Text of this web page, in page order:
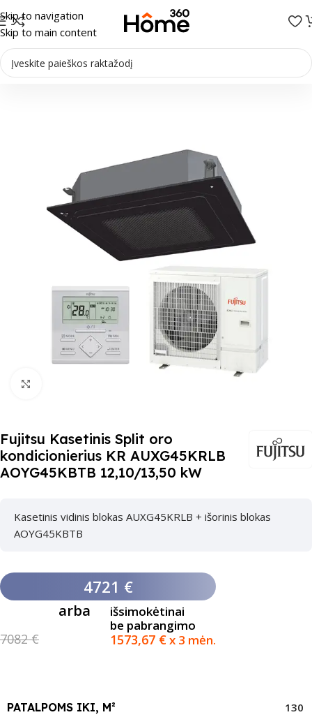
Skip to navigation
Skip to main content
Pradžia/Oro kondicionieriai/Kasetiniai kondicionieriai
Fujitsu Kasetinis Split oro
kondicionierius KR AUXG45KRLB
AOYG45KBTB 12,10/13,50 kW
Kasetinis vidinis blokas AUXG45KRLB + išorinis blokas
AOYG45KBTB
4721 €
7082 €
arba
išsimokėtinai
be pabrangimo
1573,67 €x 3 mėn.
PATALPOMS IKI, M² 130